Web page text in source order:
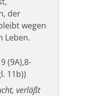
der
wegen
Leben.
(9A),8-
11b))
verläßt